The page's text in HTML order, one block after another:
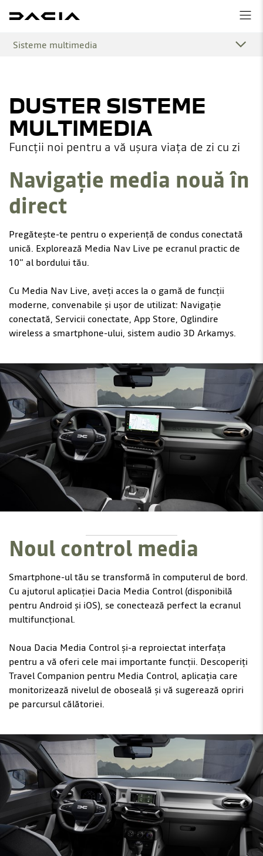
Sisteme multimedia
DUSTER SISTEME
MULTIMEDIA
Funcții noi pentru a vă ușura viața de zi cu zi
Navigație media nouă în
direct
Pregătește-te pentru o experiență de condus conectată
unică. Explorează Media Nav Live pe ecranul practic de
10” al bordului tău.
Cu Media Nav Live, aveți acces la o gamă de funcții
moderne, convenabile și ușor de utilizat: Navigație
conectată, Servicii conectate, App Store, Oglindire
wireless a smartphone-ului, sistem audio 3D Arkamys.
Noul control media
Smartphone-ul tău se transformă în computerul de bord.
Cu ajutorul aplicației Dacia Media Control (disponibilă
pentru Android și iOS), se conectează perfect la ecranul
multifuncțional.
Noua Dacia Media Control și-a reproiectat interfața
pentru a vă oferi cele mai importante funcții. Descoperiți
Travel Companion pentru Media Control, aplicația care
monitorizează nivelul de oboseală și vă sugerează opriri
pe parcursul călătoriei.